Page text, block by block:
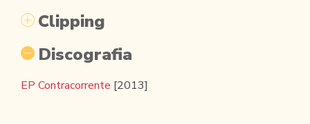
Clipping
Discografia
EP Contracorrente [2013]